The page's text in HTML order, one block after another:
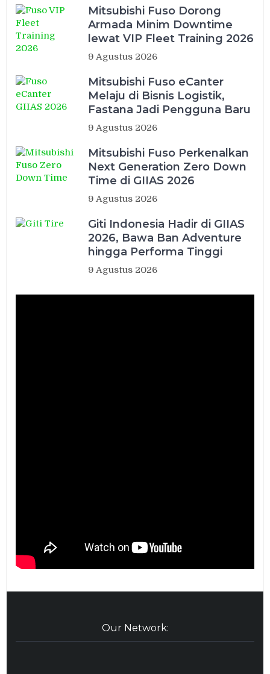
Mitsubishi Fuso Dorong
Armada Minim Downtime
lewat VIP Fleet Training 2026
9 Agustus 2026
Mitsubishi Fuso eCanter
Melaju di Bisnis Logistik,
Fastana Jadi Pengguna Baru
9 Agustus 2026
Mitsubishi Fuso Perkenalkan
Next Generation Zero Down
Time di GIIAS 2026
9 Agustus 2026
Giti Indonesia Hadir di GIIAS
2026, Bawa Ban Adventure
hingga Performa Tinggi
9 Agustus 2026
Our Network: